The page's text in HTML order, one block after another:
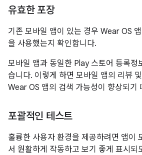
유효한 포장
기존 모바일 앱이 있는 경우 Wear OS 앱
을 사용했는지 확인합니다.
모바일 앱과 동일한 Play 스토어 등록정
습니다. 이렇게 하면 모바일 앱의 리뷰
Wear OS 앱의 검색 가능성이 향상되기
포괄적인 테스트
훌륭한 사용자 환경을 제공하려면 앱이
서 원활하게 작동하고 보기 좋게 표시되